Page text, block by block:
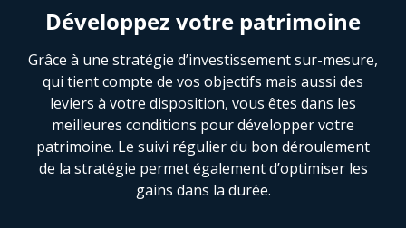
Développez votre patrimoine
Grâce à une stratégie d’investissement sur-mesure,
qui tient compte de vos objectifs mais aussi des
leviers à votre disposition, vous êtes dans les
meilleures conditions pour développer votre
patrimoine. Le suivi régulier du bon déroulement
de la stratégie permet également d’optimiser les
gains dans la durée.